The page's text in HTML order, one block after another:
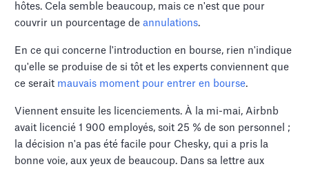
hôtes. Cela semble beaucoup, mais ce n'est que pour
couvrir un pourcentage deannulations.
En ce qui concerne l'introduction en bourse, rien n'indique
qu'elle se produise de si tôt et les experts conviennent que
ce serait mauvais moment pour entrer en bourse.
Viennent ensuite les licenciements. À la mi-mai, Airbnb
avait licencié 1 900 employés, soit 25 % de son personnel ;
la décision n'a pas été facile pour Chesky, qui a pris la
bonne voie, aux yeux de beaucoup. Dans sa lettre aux